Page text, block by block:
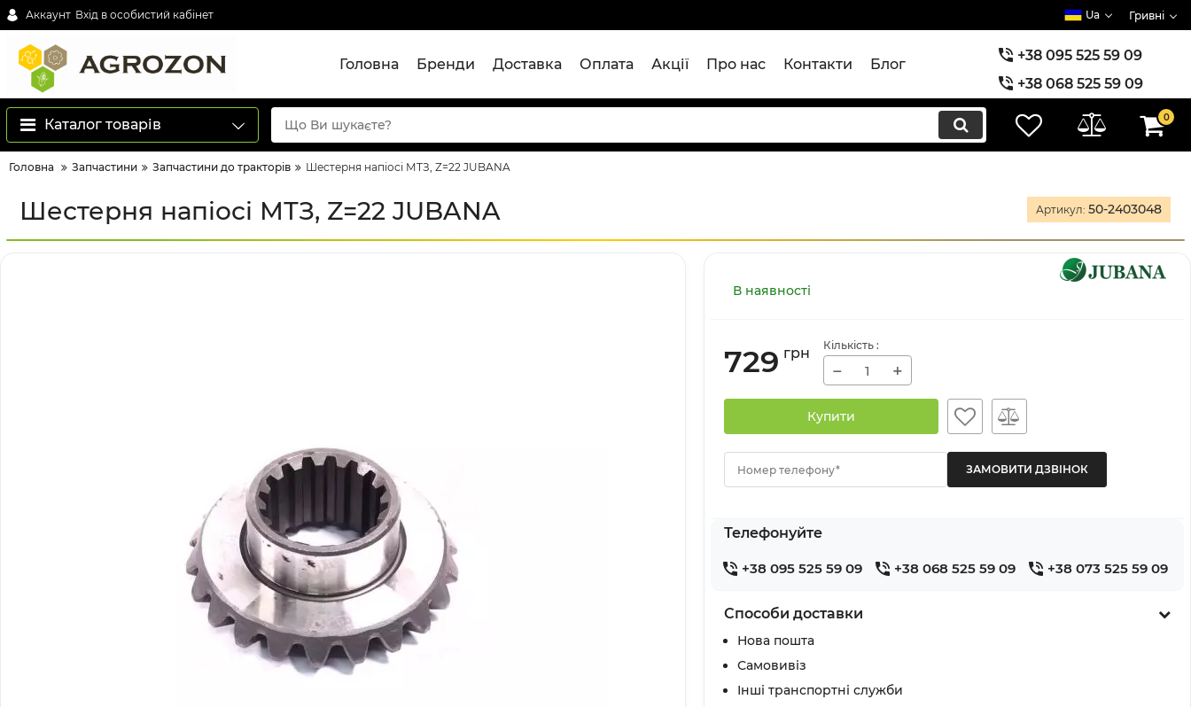
Аккаунт Вхід в особистий кабінет Ua Гривні
Головна Бренди Доставка Оплата Акції Про нас Контакти Блог
+38 095 525 59 09
+38 068 525 59 09
+38 073 525 59 09
Каталог товарів 0
Головна Запчастини Запчастини до тракторів Шестерня напіосі МТЗ, Z=22 JUBANA
Шестерня напіосі МТЗ, Z=22 JUBANA Артикул: 50-2403048
В наявності
729 грн Кількість :
− +
Купити
Номер телефону*
Телефонуйте
+38 095 525 59 09 +38 068 525 59 09 +38 073 525 59 09
Способи доставки
Нова пошта
Самовивіз
Інші транспортні служби